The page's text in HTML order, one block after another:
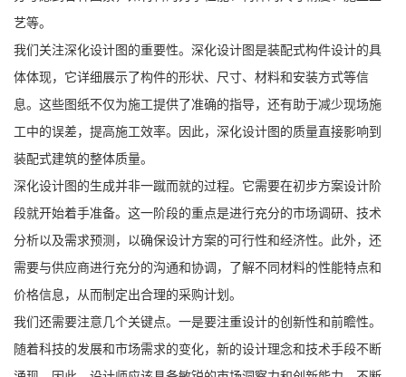
艺等。
我们关注深化设计图的重要性。深化设计图是装配式构件设计的具
体体现，它详细展示了构件的形状、尺寸、材料和安装方式等信
息。这些图纸不仅为施工提供了准确的指导，还有助于减少现场施
工中的误差，提高施工效率。因此，深化设计图的质量直接影响到
装配式建筑的整体质量。
深化设计图的生成并非一蹴而就的过程。它需要在初步方案设计阶
段就开始着手准备。这一阶段的重点是进行充分的市场调研、技术
分析以及需求预测，以确保设计方案的可行性和经济性。此外，还
需要与供应商进行充分的沟通和协调，了解不同材料的性能特点和
价格信息，从而制定出合理的采购计划。
我们还需要注意几个关键点。一是要注重设计的创新性和前瞻性。
随着科技的发展和市场需求的变化，新的设计理念和技术手段不断